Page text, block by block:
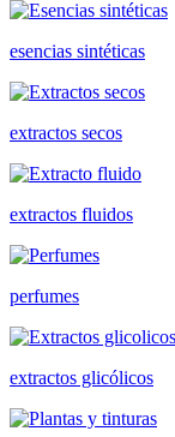
esencias sintéticas
extractos secos
extractos fluidos
perfumes
extractos glicólicos